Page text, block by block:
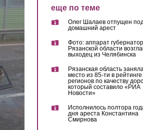
еще по теме
Олег Шалаев отпущен
домашний арест
Фото: аппарат
Рязанской области
выходец из Челябинска
Рязанская область
место из 85-ти в рейтинге
регионов по качеству
который составило «РИА
Новости»
Исполнилось полтора
дня ареста Константина
Смирнова